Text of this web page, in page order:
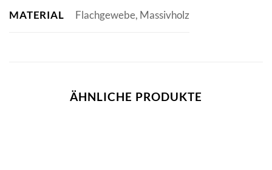
MATERIAL Flachgewebe, Massivholz
ÄHNLICHE PRODUKTE